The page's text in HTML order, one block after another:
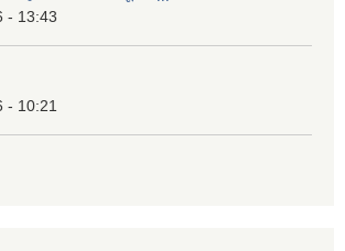
- 13:43
- 10:21